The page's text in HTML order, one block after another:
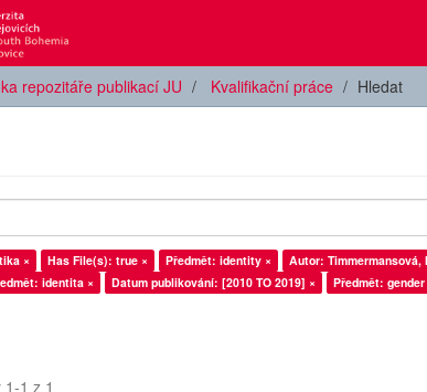
repozitáře publikací JU Kvalifikační práce Hledat
× Has File(s): true × Předmět: identity × Autor: Timmermansová,
identita × Datum publikování: [2010 TO 2019] × Předmět:
1 z 1